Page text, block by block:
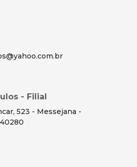
- Filial
523 - Messejana -